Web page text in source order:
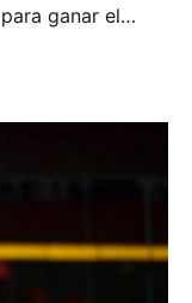
ganar el
y Toros